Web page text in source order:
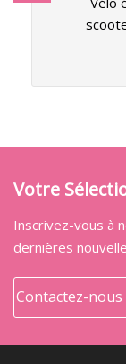
Votre
Inscrivez-vous à
dernières
Contactez-nous